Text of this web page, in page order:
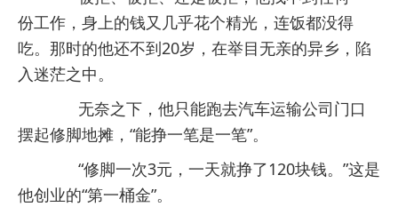
份工作，身上的钱又几乎花个精光，连饭都没得
吃。那时的他还不到20岁，在举目无亲的异乡，陷
入迷茫之中。
无奈之下，他只能跑去汽车运输公司门口
摆起修脚地摊，“能挣一笔是一笔”。
“修脚一次3元，一天就挣了120块钱。”这是
他创业的“第一桶金”。